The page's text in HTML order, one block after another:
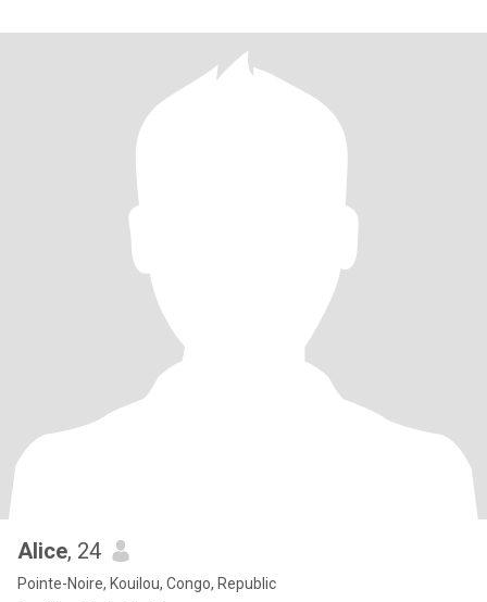
Alice, 24
Pointe-Noire, Kouilou, Congo, Republic